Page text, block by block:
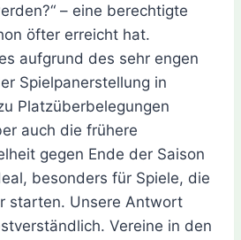
– eine berechtigte
öfter erreicht hat.
aufgrund des sehr engen
Spielpanerstellung in
Platzüberbelegungen
auch die frühere
gegen Ende der Saison
besonders für Spiele, die
starten. Unsere Antwort
Vereine in den